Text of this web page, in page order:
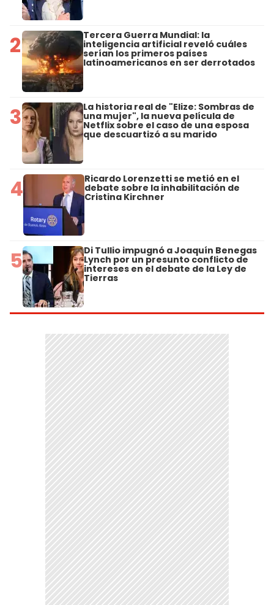
2 Tercera Guerra Mundial: la
inteligencia artificial reveló cuáles
serían los primeros países
latinoamericanos en ser derrotados
3 La historia real de "Elize: Sombras de
una mujer", la nueva película de
Netflix sobre el caso de una esposa
que descuartizó a su marido
4 Ricardo Lorenzetti se metió en el
debate sobre la inhabilitación de
Cristina Kirchner
5 Di Tullio impugnó a Joaquín Benegas
Lynch por un presunto conflicto de
intereses en el debate de la Ley de
Tierras